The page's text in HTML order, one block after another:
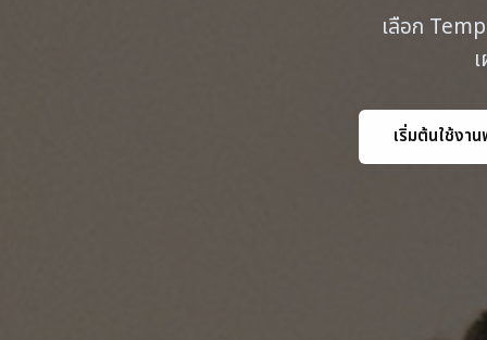
เลือก
เริ่มต้นใช้งา